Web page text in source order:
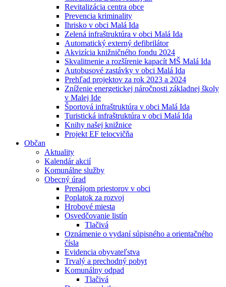
Revitalizácia centra obce
Prevencia kriminality
Ihrisko v obci Malá Ida
Zelená infraštruktúra v obci Malá Ida
Automatický externý defibrilátor
Akvizícia knižničného fondu 2024
Skvalitnenie a rozšírenie kapacít MŠ Malá Ida
Autobusové zastávky v obci Malá Ida
Prehľad projektov za rok 2023 a 2024
Zníženie energetickej náročnosti základnej školy
v Malej Ide
Športová infraštruktúra v obci Malá Ida
Turistická infraštruktúra v obci Malá Ida
Knihy našej knižnice
Projekt EF telocvičňa
Občan
Aktuality
Kalendár akcií
Komunálne služby
Obecný úrad
Prenájom priestorov v obci
Poplatok za rozvoj
Hrobové miesta
Osvedčovanie listín
Tlačivá
Oznámenie o vydaní súpisného a orientačného
čísla
Evidencia obyvateľstva
Trvalý a prechodný pobyt
Komunálny odpad
Tlačivá